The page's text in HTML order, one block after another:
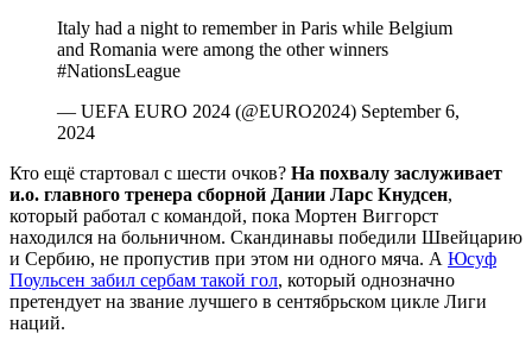
Italy had a night to remember in Paris while Belgium
and Romania were among the other winners
️#NationsLeague
— UEFA EURO 2024 (@EURO2024) September 6,
2024
Кто ещё стартовал с шести очков? На похвалу заслуживает
и.о. главного тренера сборной Дании Ларс Кнудсен,
который работал с командой, пока Мортен Виггорст
находился на больничном. Скандинавы победили Швейцарию
и Сербию, не пропустив при этом ни одного мяча. А Юсуф
Поульсен забил сербам такой гол, который однозначно
претендует на звание лучшего в сентябрьском цикле Лиги
наций.